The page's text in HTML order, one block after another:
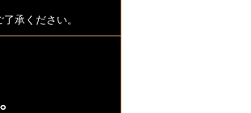
承ください。